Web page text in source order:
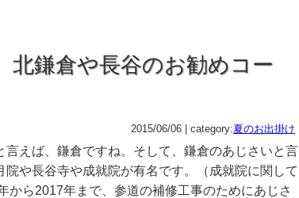
鎌倉や長谷のお勧めコー
2015/06/06 | category:夏のお出掛け
言えば、鎌倉ですね。そして、鎌倉のあじさいと言
院や長谷寺や成就院が有名です。（成就院に関して
から2017年まで、参道の補修工事のためにあじさ